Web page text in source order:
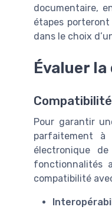
documentaire,
étapes
dans le choix
Évaluer
Pour garantir
parfaitement à
électronique
fonctionnalités
compatibilité